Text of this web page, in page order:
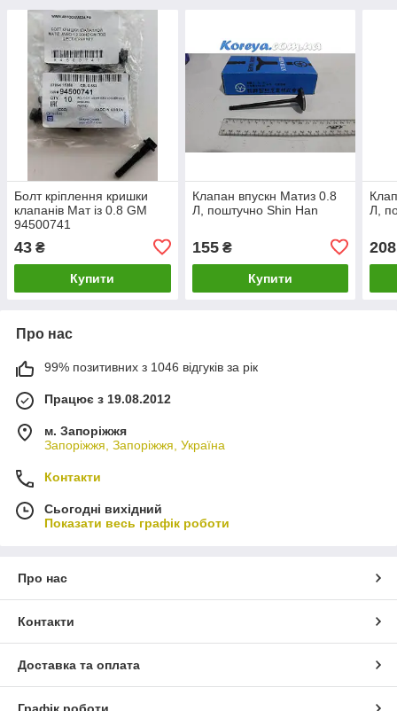
Болт кріплення кришки
клапанів Мат із 0.8 GM
94500741
43 ₴
Купити
Клапан впускн Матиз 0.8
Л, поштучно Shin Han
155₴
Купити
Л,
208
Про нас
99% позитивних з 1046 відгуків за рік
Працює з 19.08.2012
м. Запоріжжя
Запоріжжя, Запоріжжя, Україна
Контакти
Сьогодні вихідний
Показати весь графік роботи
Про нас
Контакти
Доставка та оплата